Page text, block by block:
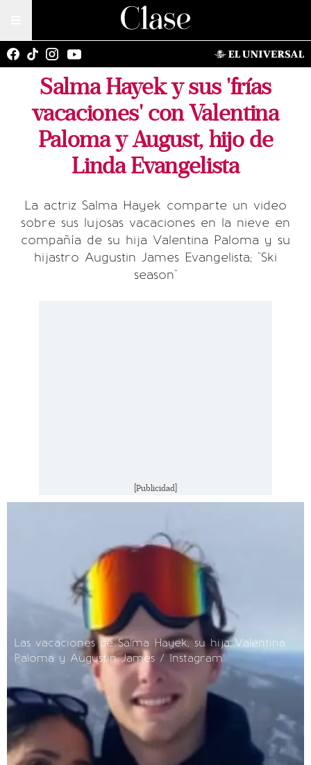
Salma Hayek y sus 'frías
vacaciones' con Valentina
Paloma y August, hijo de
Linda Evangelista
La actriz Salma Hayek comparte un video
sobre sus lujosas vacaciones en la nieve en
compañía de su hija Valentina Paloma y su
hijastro Augustin James Evangelista; "Ski
season"
[Publicidad]
Las vacaciones de Salma Hayek, su hija Valentina
Paloma y Augustin James / Instagram